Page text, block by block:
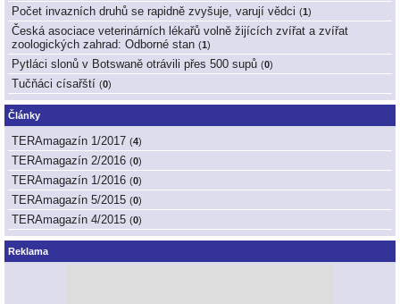
Počet invazních druhů se rapidně zvyšuje, varují vědci (1 )
Česká asociace veterinárních lékařů volně žijících zvířat a zvířat
zoologických zahrad: Odborné stan (1 )
Pytláci slonů v Botswaně otrávili přes 500 supů (0)
Tučňáci císařští (0)
Články
TERAmagazín 1/2017 (4)
TERAmagazín 2/2016 (0)
TERAmagazín 1/2016 (0)
TERAmagazín 5/2015 (0)
TERAmagazín 4/2015 (0)
Reklama